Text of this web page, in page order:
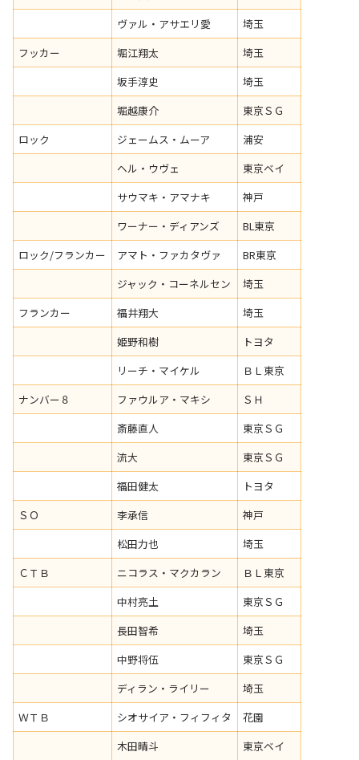
ヴァル・アサエリ愛
埼玉
フッカー
堀江翔太
埼玉
坂手淳史
埼玉
堀越康介
東京ＳＧ
ロック
ジェームス・ムーア
浦安
ヘル・ウヴェ
東京ベイ
サウマキ・アマナキ
神戸
ワーナー・ディアンズ
BL東京
ロック/フランカー
アマト・ファカタヴァ
BR東京
ジャック・コーネルセン
埼玉
フランカー
福井翔大
埼玉
姫野和樹
トヨタ
リーチ・マイケル
ＢＬ東京
ナンバー８
ファウルア・マキシ
ＳＨ
斎藤直人
東京ＳＧ
流大
東京ＳＧ
福田健太
トヨタ
ＳＯ
李承信
神戸
松田力也
埼玉
ＣＴＢ
ニコラス・マクカラン
ＢＬ東京
中村亮土
東京ＳＧ
長田智希
埼玉
中野将伍
東京ＳＧ
ディラン・ライリー
埼玉
ＷＴＢ
シオサイア・フィフィタ
花園
木田晴斗
東京ベイ